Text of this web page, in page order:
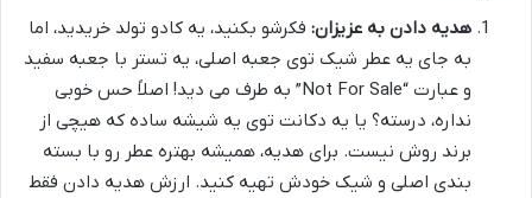
هدیه دادن به عزیزان: فکرشو بکنید، یه کادو تولد خریدید، اما
به جای یه عطر شیک توی جعبه اصلی، یه تستر با جعبه سفید
و عبارت “Not For Sale” به طرف می دید! اصلاً حس خوبی
نداره، درسته؟ یا یه دکانت توی یه شیشه ساده که هیچی از
برند روش نیست. برای هدیه، همیشه بهتره عطر رو با بسته
بندی اصلی و شیک خودش تهیه کنید. ارزش هدیه دادن فقط